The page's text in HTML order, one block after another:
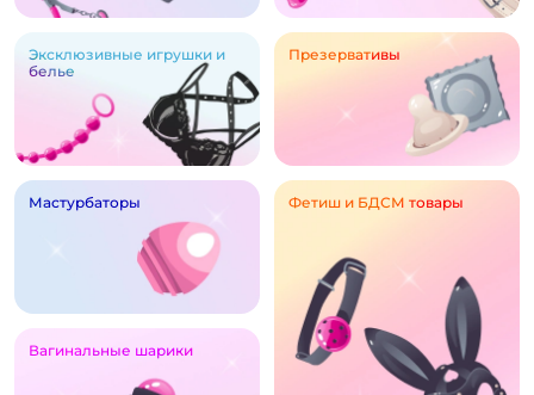
Эксклюзивные игрушки и
белье
Презервативы
Мастурбаторы
Вагинальные шарики
Фетиш и БДСМ товары